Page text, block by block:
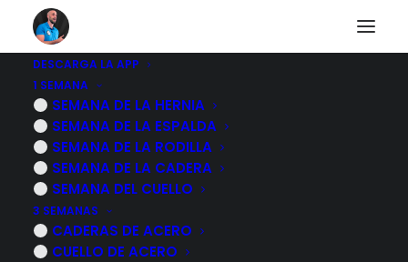
DESCARGA LA APP
1 SEMANA
SEMANA DE LA HERNIA
SEMANA DE LA ESPALDA
SEMANA DE LA RODILLA
SEMANA DE LA CADERA
SEMANA DEL CUELLO
3 SEMANAS
CADERAS DE ACERO
CUELLO DE ACERO
¿Por que tengo
SIEMPRE dolor de
trapecio?
6 NOVIEMBRE, 2022 | POR